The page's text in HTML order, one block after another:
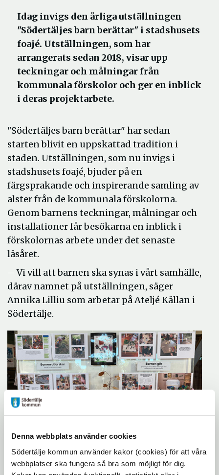
Denna webbplats använder cookies
Södertälje kommun använder kakor (cookies) för att våra
webbplatser ska fungera så bra som möjligt för dig.
Idag invigs den årliga utställningen
"Södertäljes barn berättar" i stadshusets
foajé. Utställningen, som har
arrangerats sedan 2018, visar upp
teckningar och målningar från
kommunala förskolor och ger en inblick
i deras projektarbete.
"Södertäljes barn berättar" har sedan
starten blivit en uppskattad tradition i
staden. Utställningen, som nu invigs i
stadshusets foajé, bjuder på en
färgsprakande och inspirerande samling av
alster från de kommunala förskolorna.
Genom barnens teckningar, målningar och
installationer får besökarna en inblick i
förskolornas arbete under det senaste
läsåret.
– Vi vill att barnen ska synas i vårt samhälle,
därav namnet på utställningen, säger
Annika Lilliu som arbetar på Ateljé Källan i
Södertälje.
Projektbaserat lärande